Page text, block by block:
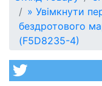
» Увімкнути
бездротового
(F5D8235-4)